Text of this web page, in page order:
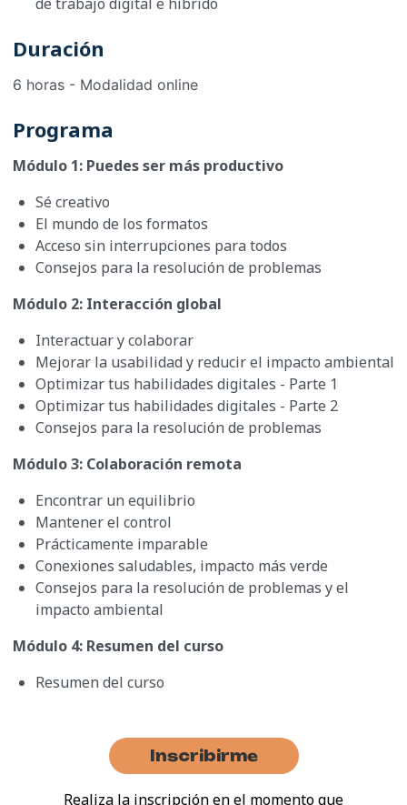
Duración
6 horas - Modalidad online
Programa
Módulo 1: Puedes ser más productivo
Sé creativo
El mundo de los formatos
Acceso sin interrupciones para todos
Consejos para la resolución de problemas
Módulo 2: Interacción global
Interactuar y colaborar
Mejorar la usabilidad y reducir el impacto ambiental
Optimizar tus habilidades digitales - Parte 1
Optimizar tus habilidades digitales - Parte 2
Consejos para la resolución de problemas
Módulo 3: Colaboración remota
Encontrar un equilibrio
Mantener el control
Prácticamente imparable
Conexiones saludables, impacto más verde
Consejos para la resolución de problemas y el
impacto ambiental
Módulo 4: Resumen del curso
Resumen del curso
Inscribirme
Realiza la inscripción en el momento que